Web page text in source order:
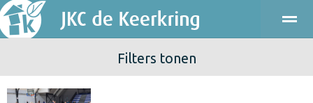
KINDEROPVANG KENNISMAKEN
Filters tonen